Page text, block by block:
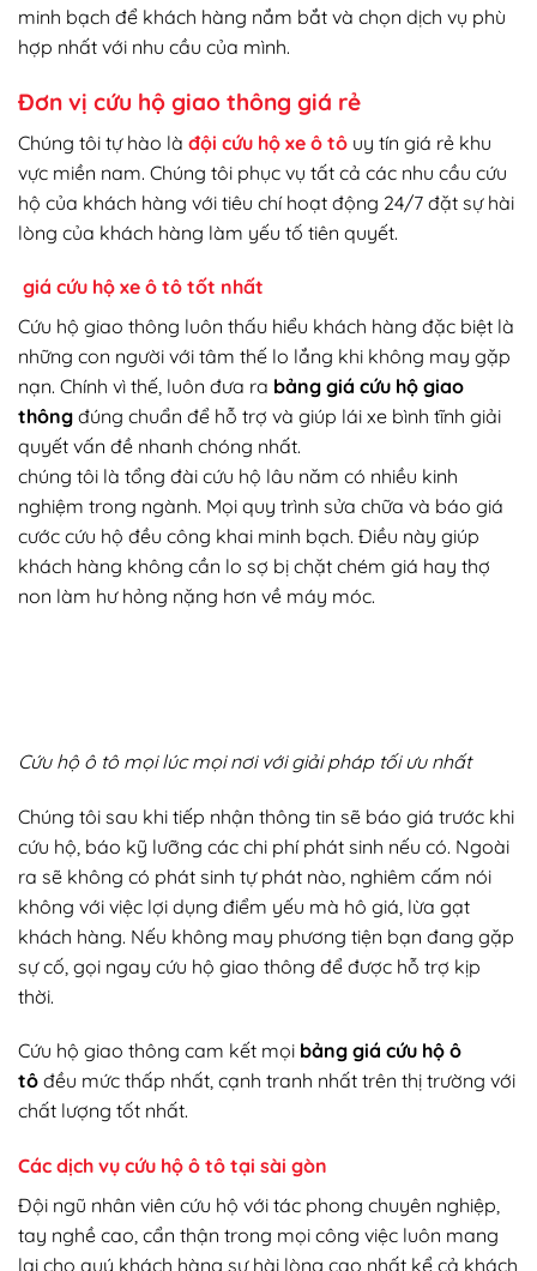
minh bạch để khách hàng nắm bắt và chọn dịch vụ phù
hợp nhất với nhu cầu của mình.
Đơn vị cứu hộ giao thông giá rẻ
Chúng tôi tự hào là đội cứu hộ xe ô tô uy tín giá rẻ khu
vực miền nam. Chúng tôi phục vụ tất cả các nhu cầu cứu
hộ của khách hàng với tiêu chí hoạt động 24/7 đặt sự hài
lòng của khách hàng làm yếu tố tiên quyết.
giá cứu hộ xe ô tô tốt nhất
Cứu hộ giao thông luôn thấu hiểu khách hàng đặc biệt là
những con người với tâm thế lo lắng khi không may gặp
nạn. Chính vì thế, luôn đưa ra bảng giá cứu hộ giao
thông đúng chuẩn để hỗ trợ và giúp lái xe bình tĩnh giải
quyết vấn đề nhanh chóng nhất.
chúng tôi là tổng đài cứu hộ lâu năm có nhiều kinh
nghiệm trong ngành. Mọi quy trình sửa chữa và báo giá
cước cứu hộ đều công khai minh bạch. Điều này giúp
khách hàng không cần lo sợ bị chặt chém giá hay thợ
non làm hư hỏng nặng hơn về máy móc.
Cứu hộ ô tô mọi lúc mọi nơi với giải pháp tối ưu nhất
Chúng tôi sau khi tiếp nhận thông tin sẽ báo giá trước khi
cứu hộ, báo kỹ lưỡng các chi phí phát sinh nếu có. Ngoài
ra sẽ không có phát sinh tự phát nào, nghiêm cấm nói
không với việc lợi dụng điểm yếu mà hô giá, lừa gạt
khách hàng. Nếu không may phương tiện bạn đang gặp
sự cố, gọi ngay cứu hộ giao thông để được hỗ trợ kịp
thời.
Cứu hộ giao thông cam kết mọi bảng giá cứu hộ ô
tô đều mức thấp nhất, cạnh tranh nhất trên thị trường với
chất lượng tốt nhất.
Các dịch vụ cứu hộ ô tô tại sài gòn
Đội ngũ nhân viên cứu hộ với tác phong chuyên nghiệp,
tay nghề cao, cẩn thận trong mọi công việc luôn mang
lại cho quý khách hàng sự hài lòng cao nhất kể cả khách